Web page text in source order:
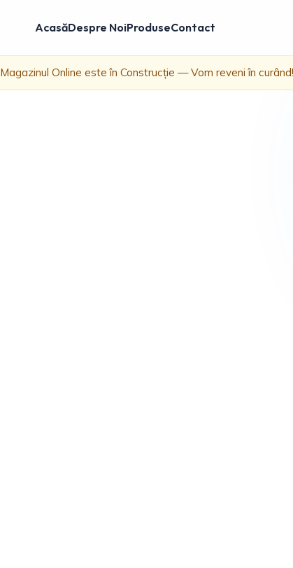
AcasăDespre NoiProduseContact
Magazinul Online este în Construcție — Vom reveni în curând!